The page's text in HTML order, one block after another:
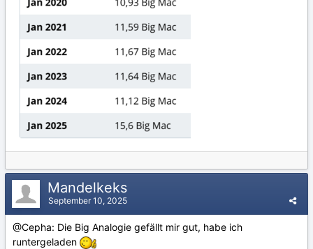
Mandelkeks
September 10, 2025
@Cepha: Die Big Analogie gefällt mir gut, habe ich
runtergeladen